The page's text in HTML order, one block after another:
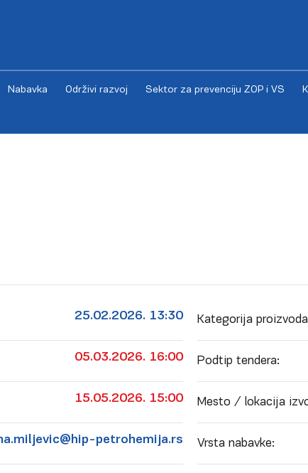
Nabavka Održivi razvoj Sektor za prevenciju ZOP i VS
25.02.2026. 13:30
05.03.2026. 16:00
15.05.2026. 15:00
petrohemija.rs
Kategorija
Podtip tendera:
Mesto / lokacija
Vrsta nabavke: